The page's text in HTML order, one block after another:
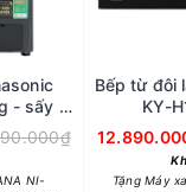
- sấy 6
NI-
Bếp từ đôi
KY-
Tặng Máy